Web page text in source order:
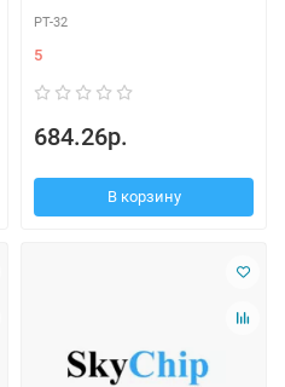
PT-32
5
684.26р.
В корзину